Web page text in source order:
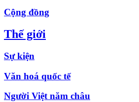
Cộng đồng
Thế giới
Sự kiện
Văn hoá quốc tế
Người Việt năm châu